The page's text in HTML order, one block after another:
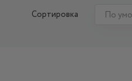
Сортировка